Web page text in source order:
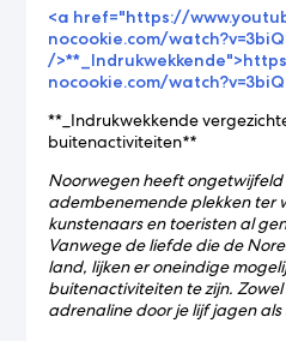
<a href="https://
nocookie.com/
/
nocookie.com/
**_Indrukwekkende
buitenactiviteiten**
Noorwegen heeft ongetwijfeld
adembenemende plekken ter
kunstenaars en toeristen al
Vanwege de liefde die de
land, lijken er oneindige
buitenactiviteiten te zijn.
adrenaline door je lijf jagen